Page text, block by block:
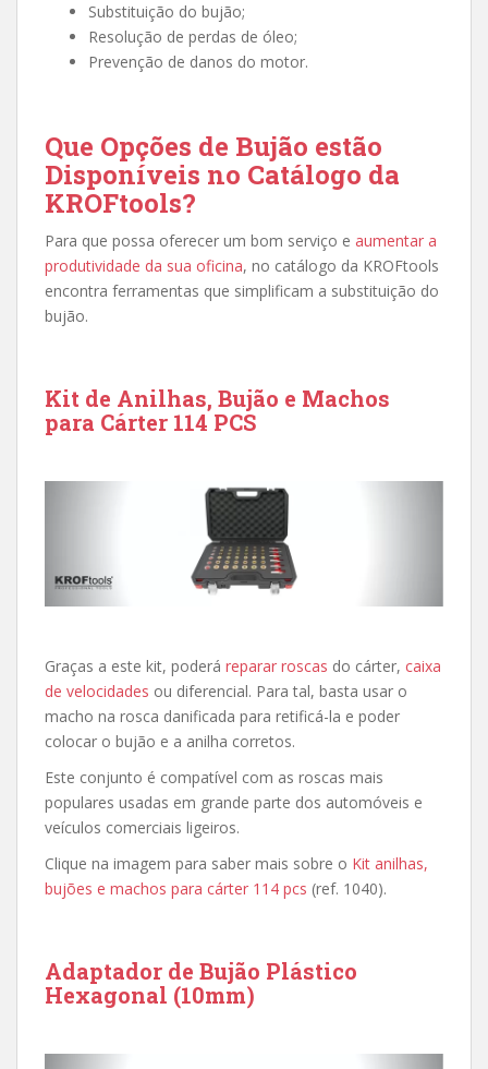
Substituição do bujão;
Resolução de perdas de óleo;
Prevenção de danos do motor.
Que Opções de Bujão estão
Disponíveis no Catálogo da
KROFtools?
Para que possa oferecer um bom serviço e aumentar a
produtividade da sua oficina, no catálogo da KROFtools
encontra ferramentas que simplificam a substituição do
bujão.
Kit de Anilhas, Bujão e Machos
para Cárter 114 PCS
Graças a este kit, poderá reparar roscas do cárter, caixa
de velocidades ou diferencial. Para tal, basta usar o
macho na rosca danificada para retificá-la e poder
colocar o bujão e a anilha corretos.
Este conjunto é compatível com as roscas mais
populares usadas em grande parte dos automóveis e
veículos comerciais ligeiros.
Clique na imagem para saber mais sobre o Kit anilhas,
bujões e machos para cárter 114 pcs (ref. 1040).
Adaptador de Bujão Plástico
Hexagonal (10mm)